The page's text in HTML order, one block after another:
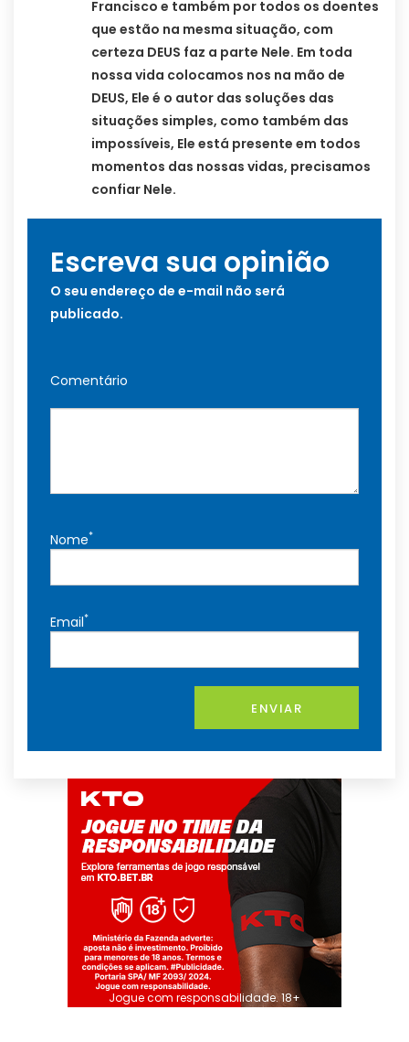
Francisco e também por todos os doentes
que estão na mesma situação, com
certeza DEUS faz a parte Nele. Em toda
nossa vida colocamos nos na mão de
DEUS, Ele é o autor das soluções das
situações simples, como também das
impossíveis, Ele está presente em todos
momentos das nossas vidas, precisamos
confiar Nele.
Escreva sua opinião
O seu endereço de e-mail não será
publicado.
Comentário
Nome*
Email*
ENVIAR
Jogue com responsabilidade. 18+